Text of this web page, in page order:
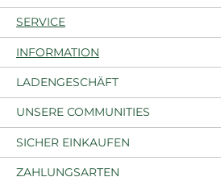
SERVICE
INFORMATION
LADENGESCHÄFT
UNSERE COMMUNITIES
SICHER EINKAUFEN
ZAHLUNGSARTEN